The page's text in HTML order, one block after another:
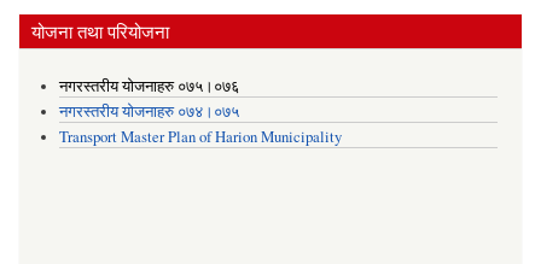
योजना तथा परियोजना
नगरस्तरीय योजनाहरु ०७५।०७६
नगरस्तरीय योजनाहरु ०७४।०७५
Transport Master Plan of Harion Municipality